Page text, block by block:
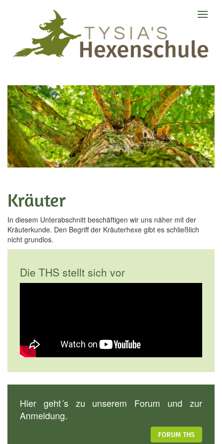
Kräuter
In diesem Unterabschnitt beschäftigen wir uns näher mit der
Kräuterkunde. Den Begriff der Kräuterhexe gibt es schließlich
nicht grundlos.
Die THS stellt sich vor
Hier geht´s zu unserem Forum und zur
Anmeldung.
FORUM THS